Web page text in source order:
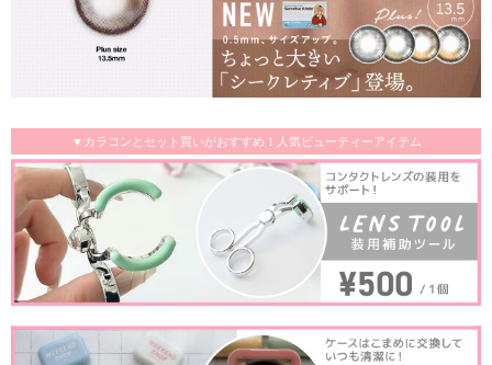
▼カラコンとセット買いがおすすめ！人気ビューティーアイテム